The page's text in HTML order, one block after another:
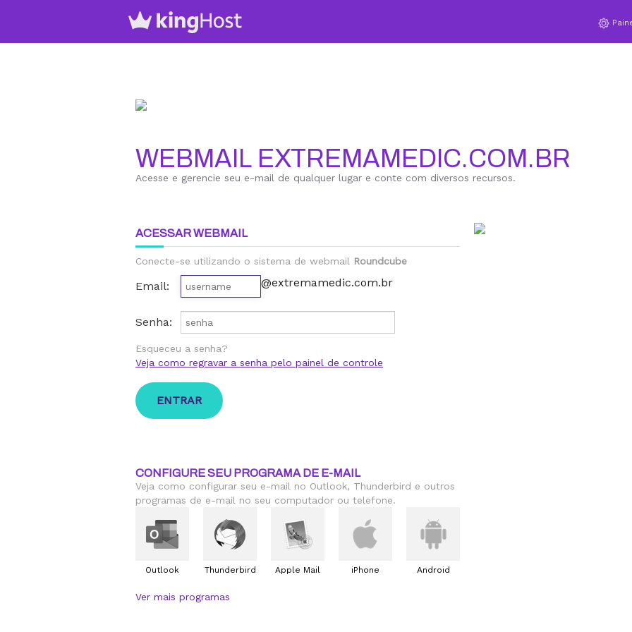
WEBMAIL EXTREMAMEDIC.COM.BR
Acesse e gerencie seu e-mail de qualquer lugar e conte com diversos recursos.
ACESSAR WEBMAIL
Conecte-se utilizando o sistema de webmail Roundcube
Email: @extremamedic.com.br
Senha:
Esqueceu a senha?
Veja como regravar a senha pelo painel de controle
CONFIGURE SEU PROGRAMA DE E-MAIL
Veja como configurar seu e-mail no Outlook, Thunderbird e outros
programas de e-mail no seu computador ou telefone.
Outlook Thunderbird Apple Mail iPhone Android
Ver mais programas